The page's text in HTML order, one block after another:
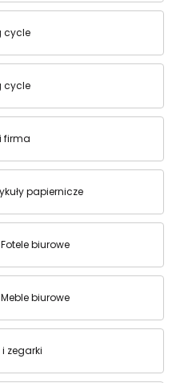
cycle
cycle
firma
papiernicze
biurowe
biurowe
zegarki